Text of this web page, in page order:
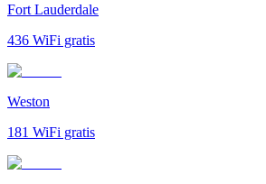
Fort Lauderdale
436 WiFi gratis
Weston
181 WiFi gratis